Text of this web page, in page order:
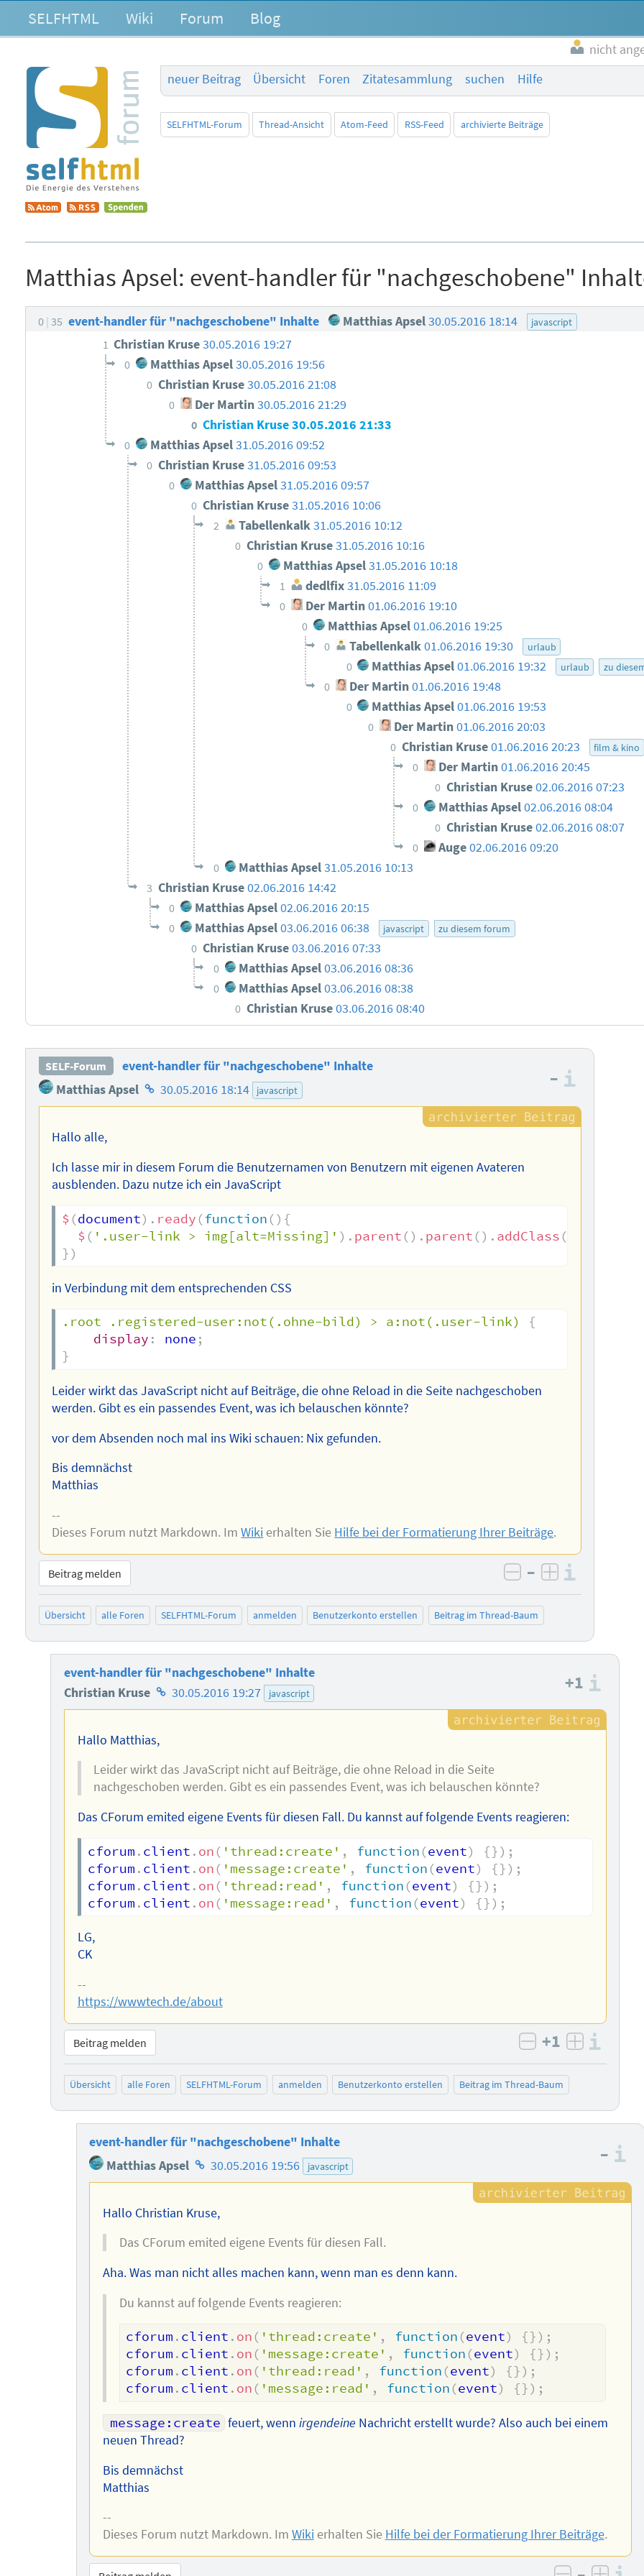
SELFHTML Wiki Forum Blog
nicht
neuer Beitrag
Übersicht Foren Zitatesammlung suchen Hilfe
SELFHTML-Forum Thread-Ansicht Atom-Feed RSS-Feed archivierte Beiträge
Matthias Apsel: event-handler für "nachgeschobene"
0 35 event-handler für "nachgeschobene" Inhalte Matthias Apsel30.05.2016 18:14 javascript
1 Christian Kruse30.05.2016 19:27
0 Matthias Apsel30.05.2016 19:56
0 Christian Kruse30.05.2016 21:08
0 Der Martin30.05.2016 21:29
0 Christian Kruse30.05.2016 21:33
0 Matthias Apsel31.05.2016 09:52
0 Christian Kruse31.05.2016 09:53
0 Matthias Apsel31.05.2016 09:57
0 Christian Kruse31.05.2016 10:06
2 Tabellenkalk31.05.2016 10:12
0 Christian Kruse31.05.2016 10:16
0 Matthias Apsel31.05.2016 10:18
1 dedlfix31.05.2016 11:09
0 Der Martin01.06.2016 19:10
0 Matthias Apsel01.06.2016 19:25
0 Tabellenkalk 01.06.2016 19:30 urlaub
0 Matthias Apsel01.06.2016 19:32 urlaub zu
0 Der Martin 01.06.2016 19:48
0 Matthias Apsel01.06.2016 19:53
0 Der Martin01.06.2016 20:03
0 Christian Kruse01.06.2016 20:23 film & kino
0 Der Martin01.06.2016 20:45
0 Christian Kruse02.06.2016 07:23
0 Matthias Apsel02.06.2016 08:04
0 Christian Kruse02.06.2016 08:07
0 Auge02.06.2016 09:20
0 Matthias Apsel31.05.2016 10:13
3 Christian Kruse02.06.2016 14:42
0 Matthias Apsel02.06.2016 20:15
0 Matthias Apsel03.06.2016 06:38 javascript zu diesem forum
0 Christian Kruse03.06.2016 07:33
0 Matthias Apsel03.06.2016 08:36
0 Matthias Apsel03.06.2016 08:38
0 Christian Kruse03.06.2016 08:40
SELF-Forum
event-handler für "nachgeschobene" Inhalte
Matthias Apsel Homepage
des
30.05.2016 18:14 javascript
–
Hallo alle,
Ich lasse mir in diesem Forum die Benutzernamen von Benutzern mit eigenen Avateren
ausblenden. Dazu nutze ich ein JavaScript
$ (document) . ready (function () {
$ ( '.user-link > img[alt=Missing]' ) . parent () . parent () . addClass (
})
in Verbindung mit dem entsprechenden CSS
.root .registered-user:not(.ohne-bild) > a:not(.user-link)
{
display : none ;
}
Leider wirkt das JavaScript nicht auf Beiträge, die ohne Reload in die Seite nachgeschoben
werden. Gibt es ein passendes Event, was ich belauschen könnte?
vor dem Absenden noch mal ins Wiki schauen: Nix gefunden.
Bis demnächst
Matthias
--
Dieses Forum nutzt Markdown. ImWiki erhalten Sie Hilfe bei der Formatierung Ihrer Beiträge.
Beitrag melden negativ bewerten
– positiv
Übersicht alle Foren SELFHTML-Forum anmelden Benutzerkonto erstellen Beitrag im Thread-Baum
event-handler für "nachgeschobene" Inhalte
Christian Kruse Homepage
des
30.05.2016 19:27 javascript +1
Hallo Matthias,
Leider wirkt das JavaScript nicht auf Beiträge, die ohne Reload in die Seite
nachgeschoben werden. Gibt es ein passendes Event, was ich belauschen könnte?
Das CForum emited eigene Events für diesen Fall. Du kannst auf folgende Events reagieren:
cforum . client . on ( 'thread:create' , function (event) {}) ;
cforum . client . on ( 'message:create' , function (event) {}) ;
cforum . client . on ( 'thread:read' , function (event) {}) ;
cforum . client . on ( 'message:read' , function (event) {}) ;
LG,
CK
--
https://wwwtech.de/about
Beitrag melden negativ
+1 positiv
Übersicht alle Foren SELFHTML-Forum anmelden Benutzerkonto erstellen Beitrag im Thread-Baum
event-handler für "nachgeschobene" Inhalte
Matthias Apsel Homepage
des
30.05.2016 19:56 javascript
–
Hallo Christian Kruse,
Das CForum emited eigene Events für diesen Fall.
Aha. Was man nicht alles machen kann, wenn man es denn kann.
Du kannst auf folgende Events reagieren:
cforum . client . on ( 'thread:create' , function (event) {}) ;
cforum . client . on ( 'message:create' , function (event) {}) ;
cforum . client . on ( 'thread:read' , function (event) {}) ;
cforum . client . on ( 'message:read' , function (event) {}) ;
message:create feuert, wenn irgendeine Nachricht erstellt wurde? Also auch bei einem
neuen Thread?
Bis demnächst
Matthias
--
Dieses Forum nutzt Markdown. Im Wikierhalten Sie Hilfe bei der Formatierung Ihrer Beiträge.